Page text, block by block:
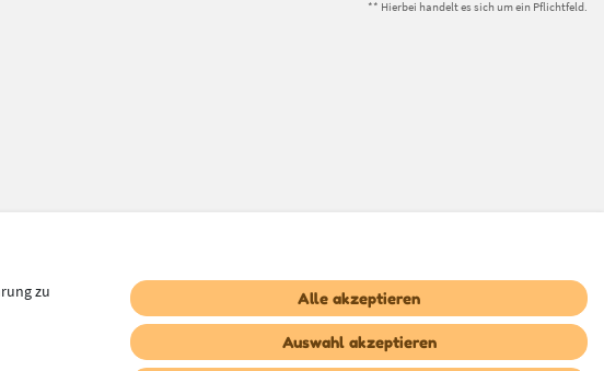
** Hierbei handelt es sich um ein Pflichtfeld.
zu
Alle akzeptieren
Auswahl akzeptieren